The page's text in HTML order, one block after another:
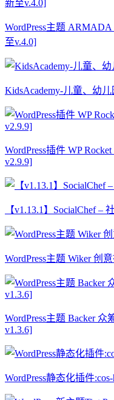
WordPress主题
至v.4.0]
KidsAcademy-儿童、幼
WordPress插件 WP
v2.9.9]
【v1.13.1】SocialChef –
WordPress主题 Wiker 创
WordPress主题 Backer
v1.3.6]
WordPress静态化插件